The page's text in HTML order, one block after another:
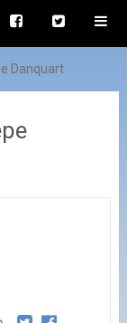
Danquart